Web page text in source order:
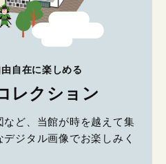
自在に楽しめる
レクション
ど、当館が時を越えて集
ジタル画像でお楽しみく